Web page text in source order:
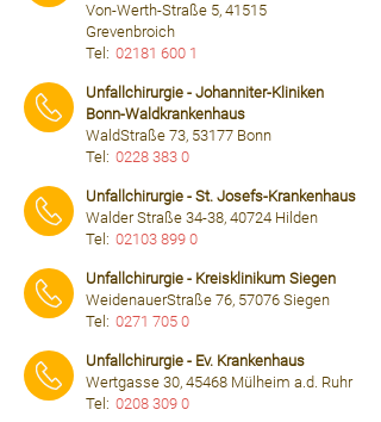
Von-Werth-Straße 5, 41515
Grevenbroich
Tel: 02181 600 1
Unfallchirurgie - Johanniter-Kliniken
Bonn-Waldkrankenhaus
WaldStraße 73, 53177 Bonn
Tel: 0228 383 0
Unfallchirurgie - St. Josefs-Krankenhaus
Walder Straße 34-38, 40724 Hilden
Tel: 02103 899 0
Unfallchirurgie - Kreisklinikum Siegen
WeidenauerStraße 76, 57076 Siegen
Tel: 0271 705 0
Unfallchirurgie - Ev. Krankenhaus
Wertgasse 30, 45468 Mülheim a.d. Ruhr
Tel: 0208 309 0